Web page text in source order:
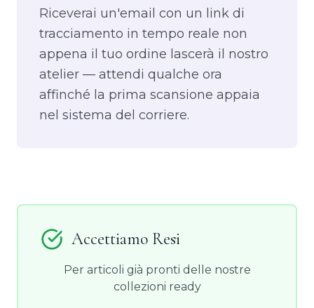
Riceverai un'email con un link di
tracciamento in tempo reale non
appena il tuo ordine lascerà il nostro
atelier — attendi qualche ora
affinché la prima scansione appaia
nel sistema del corriere.
Accettiamo Resi
Per articoli già pronti delle nostre
collezioni ready